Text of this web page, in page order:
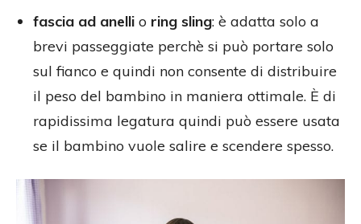
fascia ad anelli o ring sling: è adatta solo a
brevi passeggiate perchè si può portare solo
sul fianco e quindi non consente di distribuire
il peso del bambino in maniera ottimale. È di
rapidissima legatura quindi può essere usata
se il bambino vuole salire e scendere spesso.